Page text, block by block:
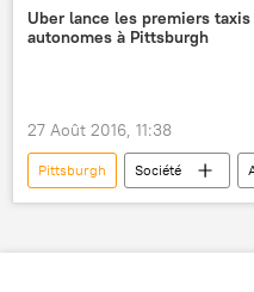
France
Royaume-Uni
Google
automobile
Uber lance les premiers taxis
autonomes à Pittsburgh
27 Août 2016, 11:38
Pittsburgh Société
États-Unis
conducteur